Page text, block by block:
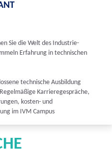
Sie die Welt des Industrie-
Erfahrung in technischen
technische Ausbildung
Karrieregespräche,
kosten- und
im IVM Campus